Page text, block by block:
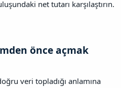
net tutarı karşılaştırın.
önce açmak​
veri topladığı anlamına